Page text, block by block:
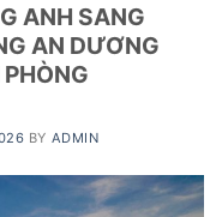
ANH SANG
AN DƯƠNG
BY ADMIN